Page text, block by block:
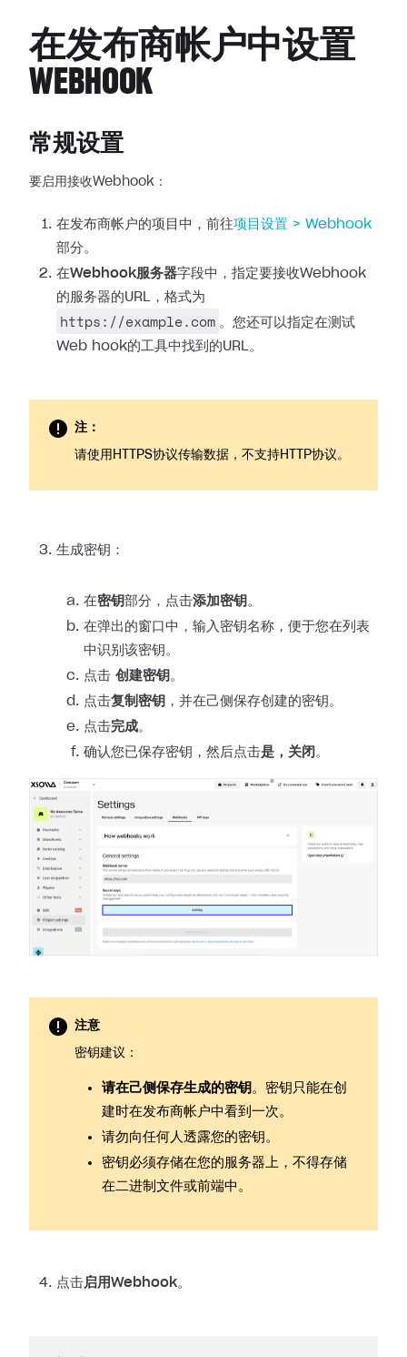
在发布商帐户中设置
WEBHOOK
常规设置
要启用接收Webhook：
在发布商帐户的项目中，前往项目设置 > Webhook
部分。
在Webhook服务器字段中，指定要接收Webhook
的服务器的URL，格式为
https://example.com 。您还可以指定在测试
Web hook的工具中找到的URL。
注：
请使用HTTPS协议传输数据，不支持HTTP协议。
生成密钥：
在密钥部分，点击添加密钥 。
在弹出的窗口中，输入密钥名称，便于您在列表
中识别该密钥。
点击 创建密钥 。
点击复制密钥 ，并在己侧保存创建的密钥。
点击完成。
确认您已保存密钥，然后点击是，关闭 。
注意
密钥建议：
请在己侧保存生成的密钥 。密钥只能在创
建时在发布商帐户中看到一次。
请勿向任何人透露您的密钥。
密钥必须存储在您的服务器上，不得存储
在二进制文件或前端中。
点击启用Webhook。